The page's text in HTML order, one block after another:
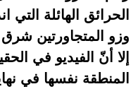
الحرائق الهائلة التي
وزو المتجاورتين
إلا أنّ الفيديو في
المنطقة نفسها في نهاية